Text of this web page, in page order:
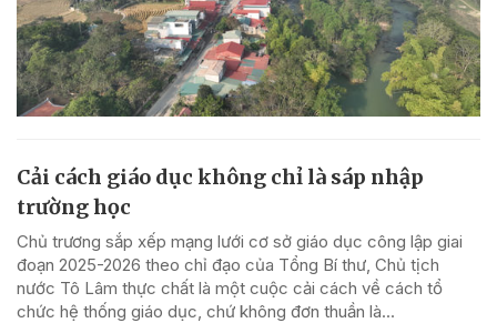
Cải cách giáo dục không chỉ là sáp nhập
trường học
Chủ trương sắp xếp mạng lưới cơ sở giáo dục công lập giai
đoạn 2025-2026 theo chỉ đạo của Tổng Bí thư, Chủ tịch
nước Tô Lâm thực chất là một cuộc cải cách về cách tổ
chức hệ thống giáo dục, chứ không đơn thuần là...